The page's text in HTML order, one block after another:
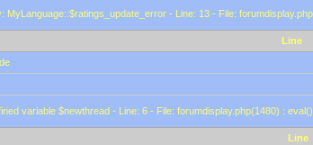
MyLanguage::$ratings_update_error - Line: 13 - File:
Line
variable $newthread - Line: 6 - File: forumdisplay.php(1480) :
Line